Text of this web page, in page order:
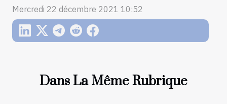
Mercredi 22 décembre 2021 10:52
Dans La Même Rubrique